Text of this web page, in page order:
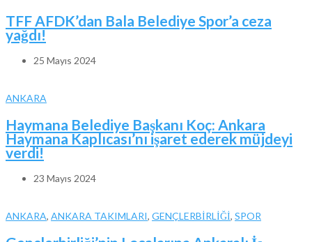
TFF AFDK’dan Bala Belediye Spor’a ceza
yağdı!
25 Mayıs 2024
ANKARA
Haymana Belediye Başkanı Koç: Ankara
Haymana Kaplıcası’nı işaret ederek müjdeyi
verdi!
23 Mayıs 2024
ANKARA, ANKARA TAKIMLARI, GENÇLERBİRLİĞİ, SPOR